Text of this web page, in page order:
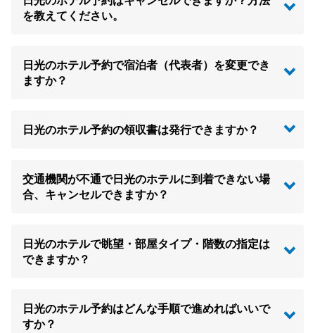
を教えてください。
日光のホテル予約で宿泊者（代表者）を変更でき
ますか？
日光のホテル予約の領収書は発行できますか？
交通機関が不通で日光のホテルに到着できない場
合、キャンセルできますか？
日光のホテルで眺望・部屋タイプ・階数の指定は
できますか？
日光のホテル予約はどんな手順で進めればいいで
すか？